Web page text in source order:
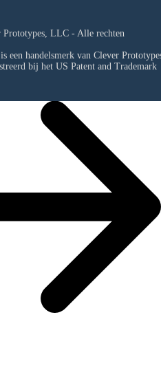
LLC - Alle rechten
een handelsmerk van Clever
bij het US Patent and Trademark